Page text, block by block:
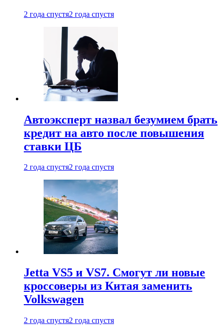
2 года спустя2 года спустя
Автоэксперт назвал безумием брать
кредит на авто после повышения
ставки ЦБ
2 года спустя2 года спустя
Jetta VS5 и VS7. Смогут ли новые
кроссоверы из Китая заменить
Volkswagen
2 года спустя2 года спустя